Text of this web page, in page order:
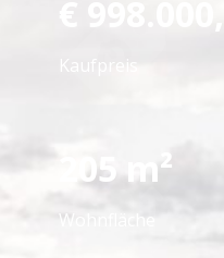
Kaufpreis
205 m²
Wohnfläche